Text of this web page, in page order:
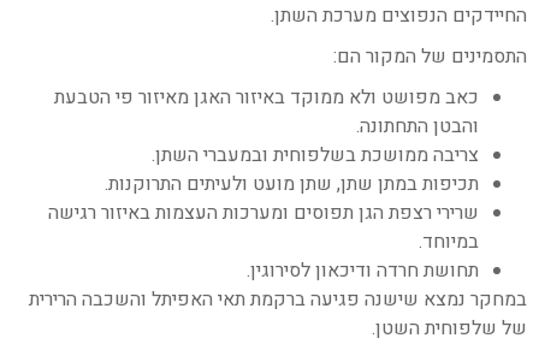
החיידקים הנפוצים מערכת השתן.
התסמינים של המקור הם:
כאב מפושט ולא ממוקד באיזור האגן מאיזור פי הטבעת
והבטן התחתונה.
צריבה ממושכת בשלפוחית ובמעברי השתן.
תכיפות במתן שתן, שתן מועט ולעיתים התרוקנות.
שרירי רצפת הגן תפוסים ומערכות העצמות באיזור רגישה
במיוחד.
תחושת חרדה ודיכאון לסירוגין.
במחקר נמצא שישנה פגיעה ברקמת תאי האפיתל והשכבה הרירית
של שלפוחית השטן.